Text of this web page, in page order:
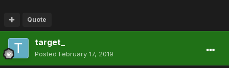
Quote
target_
Posted February 17, 2019